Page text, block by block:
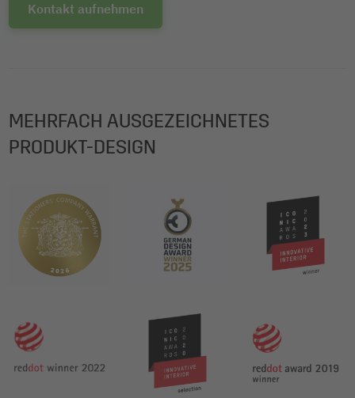
Kontakt aufnehmen
MEHRFACH AUSGEZEICHNETES
PRODUKT-DESIGN